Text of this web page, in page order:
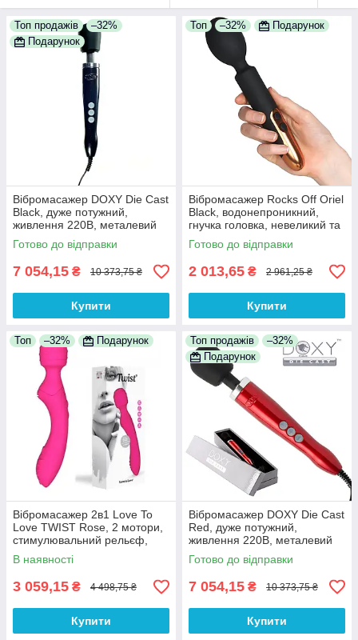
Топ продажів
–32%
Подарунок
Вібромасажер DOXY Die Cast
Black, дуже потужний,
живлення 220В, металевий
корпус 100% Анонімності
Готово до відправки
7 054,15 ₴ 10 373,75 ₴
Купити
Топ –32% Подарунок
Вібромасажер Rocks Off Oriel
Black, водонепроникний,
гнучка головка, невеликий та
потужний, LED-підсвітка,
силіконовий
Готово до відправки
2 013,65 ₴ 2 961,25 ₴
Купити
Топ –32% Подарунок
Вібромасажер 2в1 Love To
Love TWIST Rose, 2 мотори,
стимулювальний рельєф,
водостійкий, якісний силікон
В наявності
3 059,15 ₴ 4 498,75 ₴
Купити
Топ продажів
–32%
Подарунок
Вібромасажер DOXY Die Cast
Red, дуже потужний,
живлення 220В, металевий
корпус 100% Анонімності
Готово до відправки
7 054,15 ₴ 10 373,75 ₴
Купити